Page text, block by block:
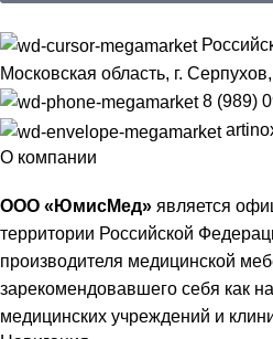
Московская область, г.
8 (989)
О компании
ООО «ЮмисМед» является
территории Российской
производителя медицинской
зарекомендовавшего себя как
медицинских учреждений и